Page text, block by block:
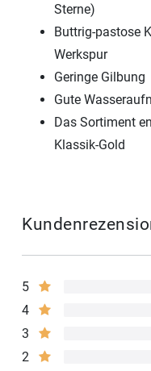
Sterne)
Buttrig-pastose
Werkspur
Geringe Gilbung
Gute
Das Sortiment
Klassik-Gold
5
4
3
2